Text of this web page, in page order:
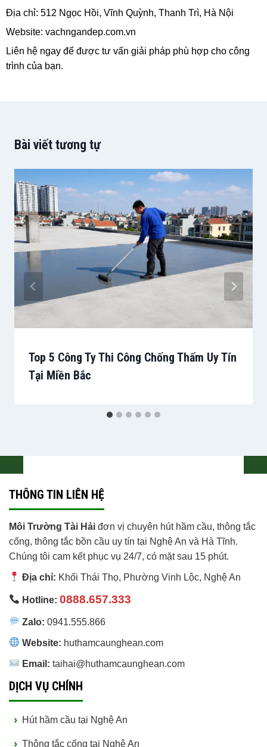
Địa chỉ: 512 Ngọc Hồi, Vĩnh Quỳnh, Thanh Trì, Hà Nội
Website: vachngandep.com.vn
Liên hệ ngay để được tư vấn giải pháp phù hợp cho công
trình của bạn.
Bài viết tương tự
Top 5 Công Ty Thi Công Chống Thấm Uy Tín
Tại Miền Bắc
THÔNG TIN LIÊN HỆ
Môi Trường Tài Hải đơn vị chuyên hút hầm cầu, thông tắc
cống, thông tắc bồn cầu uy tín tại Nghệ An và Hà Tĩnh.
Chúng tôi cam kết phục vụ 24/7, có mặt sau 15 phút.
Địa chỉ: Khối Thái Thọ, Phường Vinh Lộc, Nghệ An
Hotline: 0888.657.333
Zalo: 0941.555.866
Website: huthamcaunghean.com
Email: taihai@huthamcaunghean.com
DỊCH VỤ CHÍNH
Hút hầm cầu tại Nghệ An
Thông tắc cống tại Nghệ An